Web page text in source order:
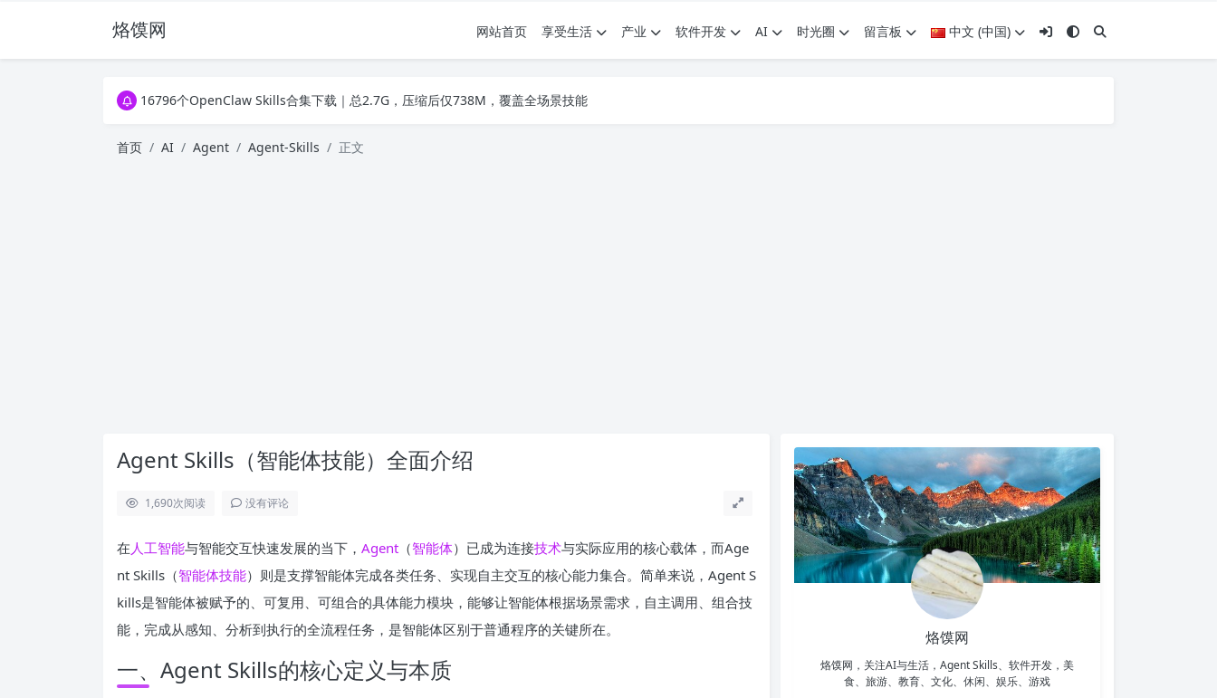
烙馍网 网站首页 享受生活 产业 软件开发 AI 时光圈 留言板 中文 (中国)
16796个OpenClaw Skills合集下载｜总2.7G，压缩后仅738M，覆盖全场景技能
徐州园博园初步开放时间定了！10大建筑群＋49个展园即将亮相！
徐州园博园初步开放时间定了！10大建筑群＋49个展园即将亮相！
首页 AI Agent Agent-Skills 正文
Agent Skills（智能体技能）全面介绍
1,690次阅读 没有评论
在人工智能与智能交互快速发展的当下， Agent （智能体）已成为连接技术与实际应用的核心载体，而Age
nt Skills（智能体技能）则是支撑智能体完成各类任务、实现自主交互的核心能力集合。简单来说，Agent S
kills是智能体被赋予的、可复用、可组合的具体能力模块，能够让智能体根据场景需求，自主调用、组合技
能，完成从感知、分析到执行的全流程任务，是智能体区别于普通程序的关键所在。
一、Agent Skills的核心定义与本质
烙馍网
烙馍网，关注AI与生活，Agent Skills、软件开发，美
食、旅游、教育、文化、休闲、娱乐、游戏